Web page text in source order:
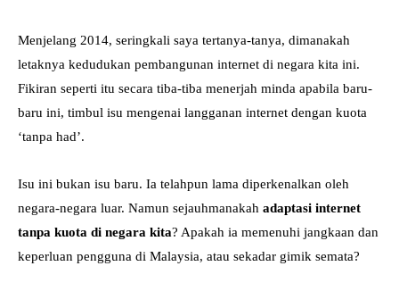
Menjelang 2014, seringkali saya tertanya-tanya, dimanakah
letaknya kedudukan pembangunan internet di negara kita ini.
Fikiran seperti itu secara tiba-tiba menerjah minda apabila baru-
baru ini, timbul isu mengenai langganan internet dengan kuota
‘tanpa had’.
Isu ini bukan isu baru. Ia telahpun lama diperkenalkan oleh
negara-negara luar. Namun sejauhmanakah adaptasi internet
tanpa kuota di negara kita? Apakah ia memenuhi jangkaan dan
keperluan pengguna di Malaysia, atau sekadar gimik semata?